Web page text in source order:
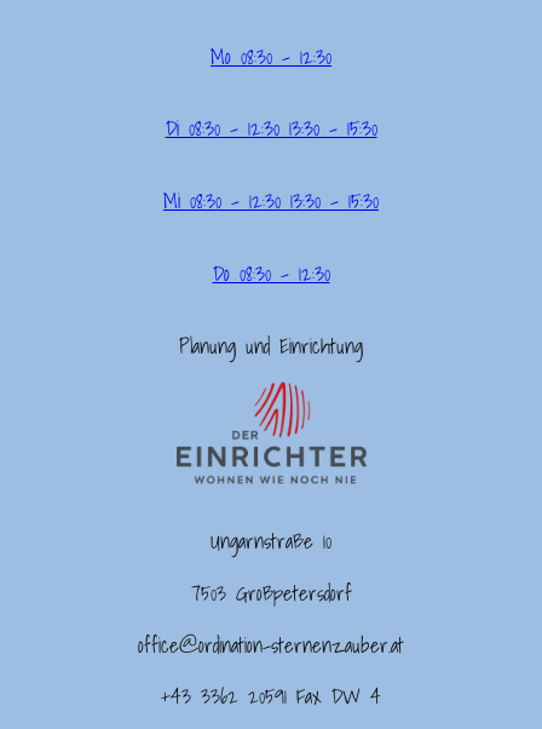
Mo 08:30 – 12:30
Di 08:30 – 12:30 13:30 – 15:30
Mi 08:30 – 12:30 13:30 – 15:30
Do 08:30 – 12:30
Planung und Einrichtung
Ungarnstraße 10
7503 Großpetersdorf
office@ordination-sternenzauber.at
+43 3362 20591 Fax DW 4